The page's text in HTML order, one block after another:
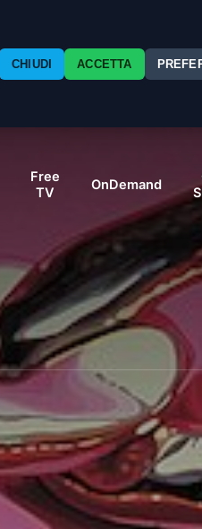
Free
TV
OnDemand
CHIUDI ACCETTA